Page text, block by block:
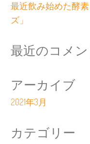
最近飲み始めた酵
ズ」
最近のコメン
アーカイブ
2021年3月
カテゴリー